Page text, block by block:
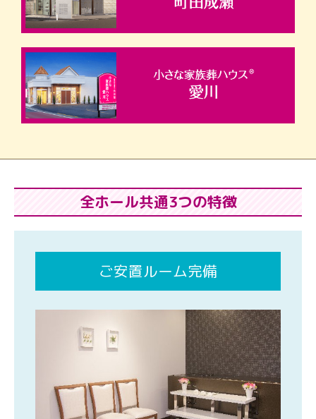
全ホール共通3つの特徴
ご安置ルーム完備